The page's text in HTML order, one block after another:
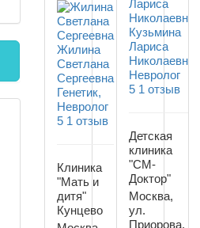
Жилина
Светлана
Сергеевна
Генетик,
Невролог
5 1 отзыв
Клиника
"Мать и
дитя"
Кунцево
Кузьмина
Лариса
Николаевна
Невролог
5 1 отзыв
Детская
клиника
"СМ-
Доктор"
Москва,
ул.
Приорова,